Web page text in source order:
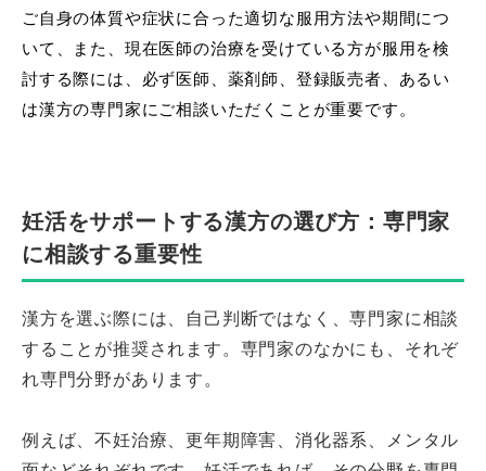
ご自身の体質や症状に合った適切な服用方法や期間につ
いて、また、現在医師の治療を受けている方が服用を検
討する際には、必ず医師、薬剤師、登録販売者、あるい
は漢方の専門家にご相談いただくことが重要です。
妊活をサポートする漢方の選び方：専門家
に相談する重要性
漢方を選ぶ際には、自己判断ではなく、専門家に相談
することが推奨されます。専門家のなかにも、それぞ
れ専門分野があります。
例えば、不妊治療、更年期障害、消化器系、メンタル